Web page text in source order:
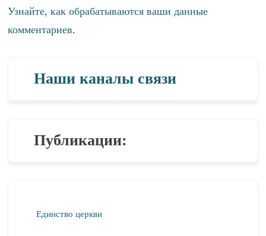
Узнайте, как обрабатываются ваши данные
комментариев.
Наши каналы связи
Публикации:
Единство церкви